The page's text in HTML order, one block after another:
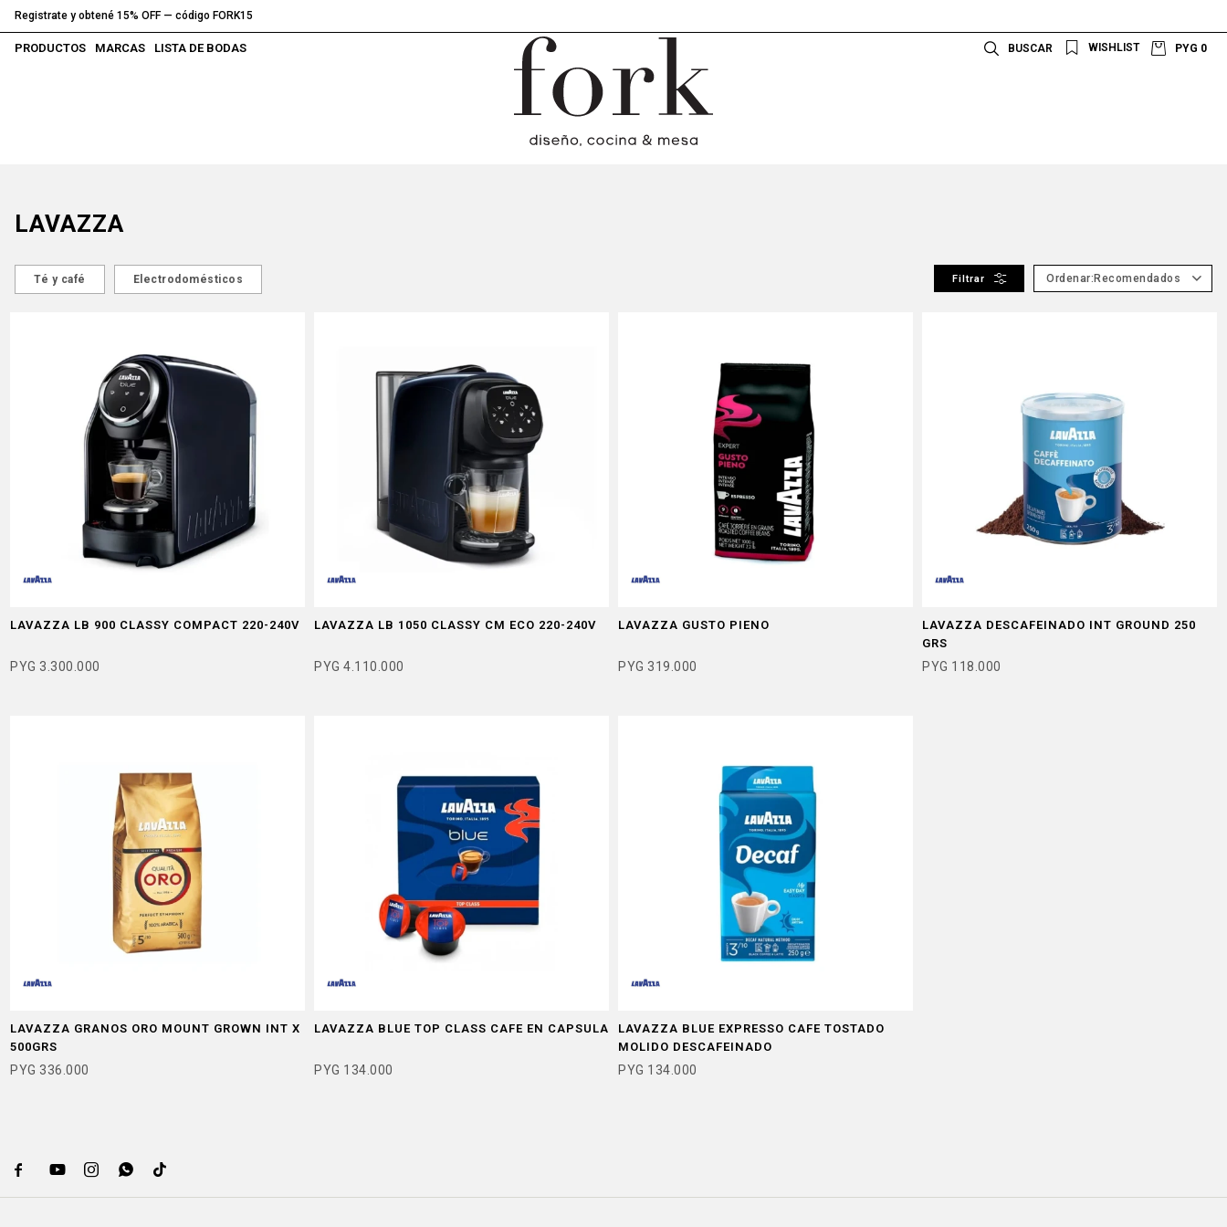
PRODUCTOS MARCAS LISTA DE BODAS PYG 0
Registrate y obtené 15% OFF — código FORK15
LAVAZZA
Té y café Electrodomésticos Recomendados
LAVAZZA LB 900 CLASSY COMPACT 220-240V
PYG 3.300.000
LAVAZZA LB 1050 CLASSY CM ECO 220-240V
PYG 4.110.000
LAVAZZA GUSTO PIENO
PYG 319.000
LAVAZZA DESCAFEINADO INT GROUND 250
GRS
PYG 118.000
LAVAZZA GRANOS ORO MOUNT GROWN INT X
500GRS
PYG 336.000
LAVAZZA BLUE TOP CLASS CAFE EN CAPSULA
PYG 134.000
LAVAZZA BLUE EXPRESSO CAFE TOSTADO
MOLIDO DESCAFEINADO
PYG 134.000
    